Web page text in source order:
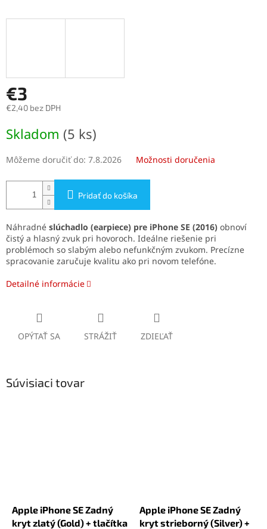
€3
€2,40 bez DPH
cena:
Skladom (5 ks)
Môžeme doručiť do: 7.8.2026 Možnosti doručenia
Pridať do košíka
Náhradné slúchadlo (earpiece) pre iPhone SE (2016) obnoví
čistý a hlasný zvuk pri hovoroch. Ideálne riešenie pri
problémoch so slabým alebo nefunkčným zvukom. Precízne
spracovanie zaručuje kvalitu ako pri novom telefóne.
Detailné informácie
OPÝTAŤ SA STRÁŽIŤ ZDIEĽAŤ
Súvisiaci tovar
Apple iPhone SE Zadný
kryt zlatý (Gold) + tlačítka
Apple iPhone SE Zadný
kryt strieborný (Silver) +